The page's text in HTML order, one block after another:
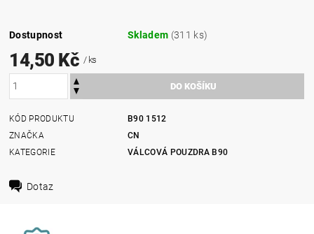
Dostupnost Skladem (311 ks)
14,50 Kč / ks
KÓD PRODUKTU
B90 1512
ZNAČKA
CN
KATEGORIE
VÁLCOVÁ POUZDRA B90
Dotaz